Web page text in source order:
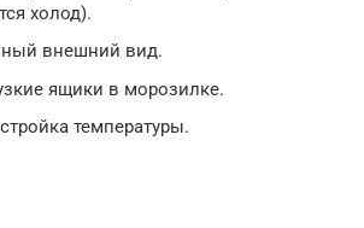
холод).
внешний вид.
ящики в морозилке.
температуры.